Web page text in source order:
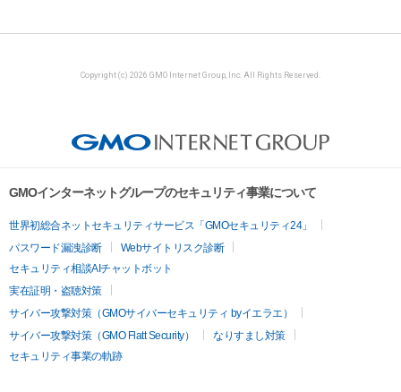
Copyright (c) 2026 GMO Internet Group, Inc. All Rights Reserved.
GMOインターネットグループのセキュリティ事業について
世界初総合ネットセキュリティサービス「GMOセキュリティ24」
パスワード漏洩診断
Webサイトリスク診断
セキュリティ相談AIチャットボット
実在証明・盗聴対策
サイバー攻撃対策（GMOサイバーセキュリティ byイエラエ）
サイバー攻撃対策（GMO Flatt Security）
なりすまし対策
セキュリティ事業の軌跡